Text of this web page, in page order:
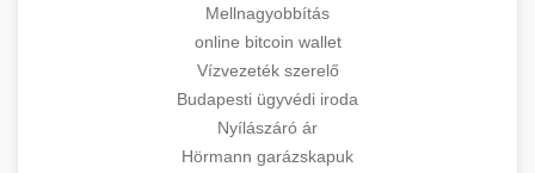
Mellnagyobbítás
online bitcoin wallet
Vízvezeték szerelő
Budapesti ügyvédi iroda
Nyílászáró ár
Hörmann garázskapuk